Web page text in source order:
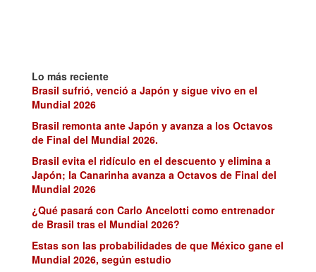
Lo más reciente
Brasil sufrió, venció a Japón y sigue vivo en el
Mundial 2026
Brasil remonta ante Japón y avanza a los Octavos
de Final del Mundial 2026.
Brasil evita el ridículo en el descuento y elimina a
Japón; la Canarinha avanza a Octavos de Final del
Mundial 2026
¿Qué pasará con Carlo Ancelotti como entrenador
de Brasil tras el Mundial 2026?
Estas son las probabilidades de que México gane el
Mundial 2026, según estudio